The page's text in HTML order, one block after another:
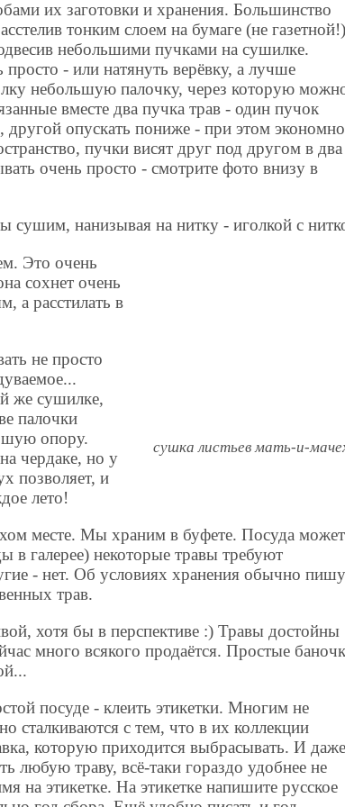
их заготовки и хранения. Большинство
тонким слоем на бумаге (не
небольшими пучками на сушилке.
- или натянуть верёвку, а лучше
небольшую палочку, через которую
вместе два пучка трав - один пучок
другой опускать пониже - при этом экономно
пучки висят друг под другом в два
очень просто - смотрите фото внизу в
сушим, нанизывая на нитку - иголкой с
сушка листьев мать-и-
Это очень
сохнет очень
а расстилать в
не просто
же сушилке,
палочки
опору.
чердаке, но у
позволяет, и
лето!
месте. Мы храним в буфете. Посуда может
в галерее) некоторые травы требуют
- нет. Об условиях хранения обычно
трав.
хотя бы в перспективе :) Травы достойны
много всякого продаётся. Простые
посуде - клеить этикетки. Многим не
сталкиваются с тем, что в их коллекции
которую приходится выбрасывать. И
любую траву, всё-таки гораздо удобнее не
на этикетке. На этикетке напишите русское